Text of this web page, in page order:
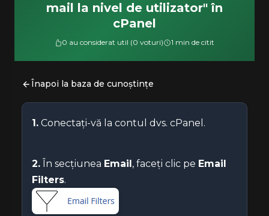
mail la nivel de utilizator" în
cPanel
0 au considerat util (0 voturi) 1 min de citit
Înapoi la baza de cunoștințe
1. Conectați-vă la contul dvs. cPanel.
2. În secțiunea Email, faceți clic pe Email
Filters.